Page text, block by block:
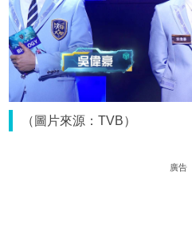
（圖片來源：TVB）
廣告